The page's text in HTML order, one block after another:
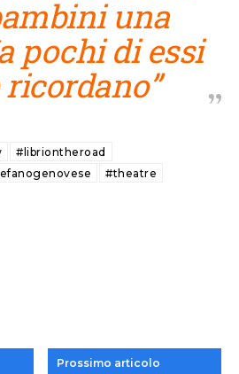
una
pochi di essi
ricordano”
#libriontheroad
#theatre
Prossimo articolo